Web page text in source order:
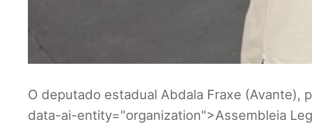
O deputado estadual Abdala Fraxe (Avante),
data-ai-entity="organization">Assembleia